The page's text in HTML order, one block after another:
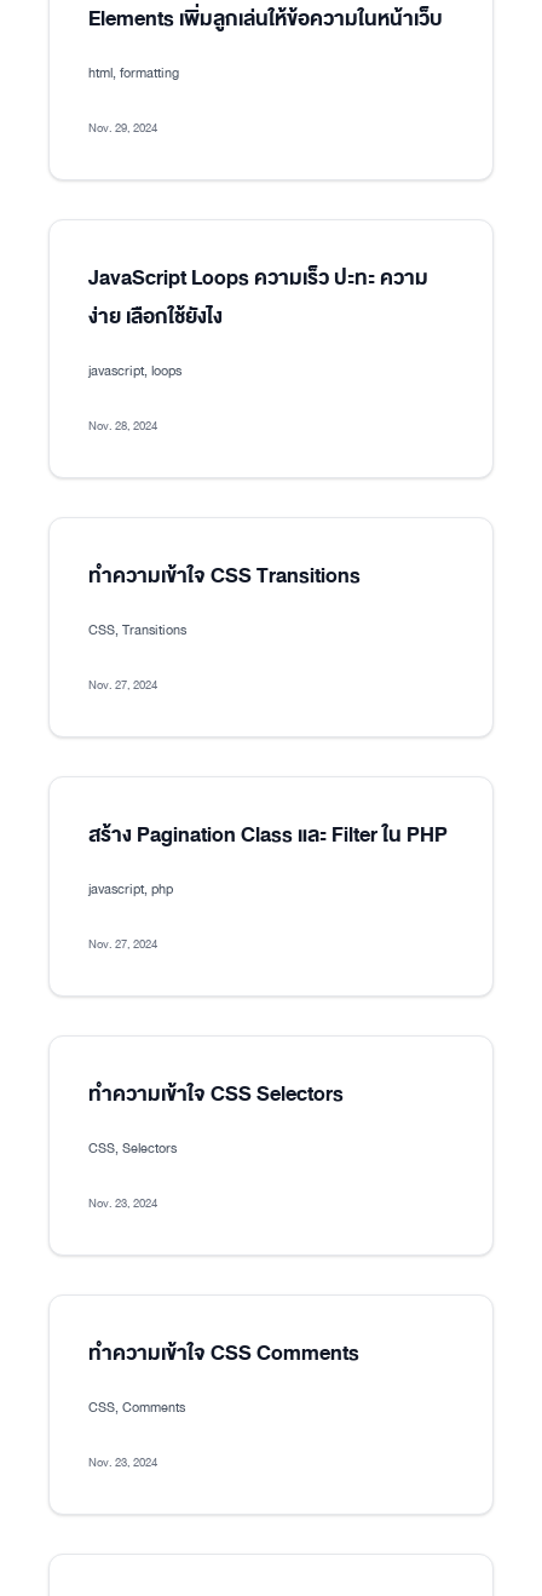
Elements เพิ่มลูกเล่นให้ข้อความในหน้าเว็บ
html, formatting
Nov. 29, 2024
JavaScript Loops ความเร็ว ปะทะ ความ
ง่าย เลือกใช้ยังไง
javascript, loops
Nov. 28, 2024
ทำความเข้าใจ CSS Transitions
CSS, Transitions
Nov. 27, 2024
สร้าง Pagination Class และ Filter ใน PHP
javascript, php
Nov. 27, 2024
ทำความเข้าใจ CSS Selectors
CSS, Selectors
Nov. 23, 2024
ทำความเข้าใจ CSS Comments
CSS, Comments
Nov. 23, 2024